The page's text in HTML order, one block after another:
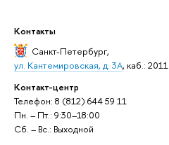
Контакты
Санкт-Петербург,
ул. Кантемировская, д. 3А, каб.: 2011
Контакт-центр
Телефон: 8 (812) 644 59 11
Пн. – Пт.: 9:30–18:00
Сб. – Вс.: Выходной